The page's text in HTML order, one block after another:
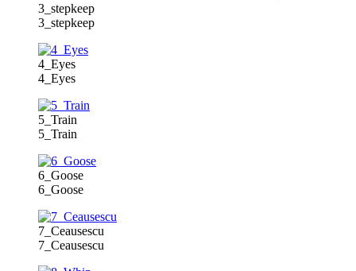
3_stepkeep
3_stepkeep
4_Eyes
4_Eyes
5_Train
5_Train
6_Goose
6_Goose
7_Ceausescu
7_Ceausescu